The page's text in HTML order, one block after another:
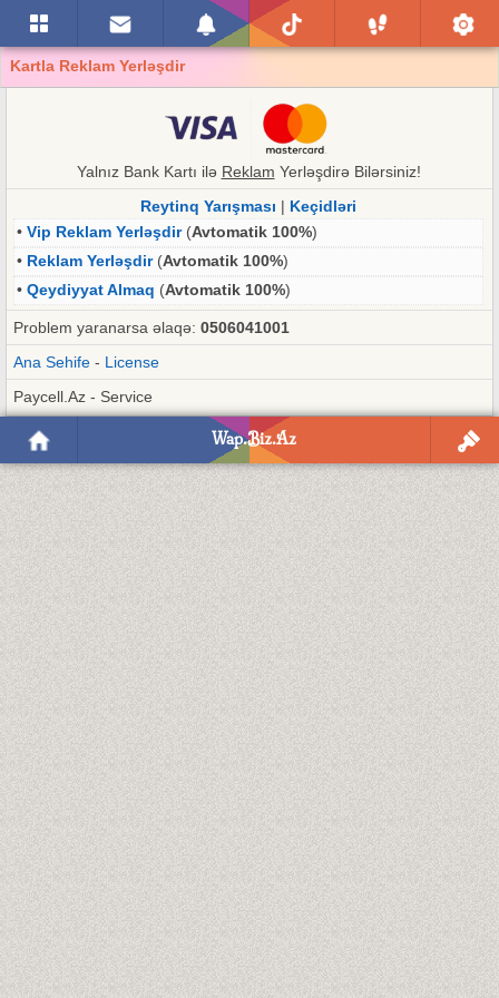
Kartla Reklam Yerləşdir
Yalnız Bank Kartı ilə Reklam Yerləşdirə Bilərsiniz!
Reytinq Yarışması | Keçidləri
• Vip Reklam Yerləşdir(Avtomatik 100%)
• Reklam Yerləşdir(Avtomatik 100%)
• Qeydiyyat Almaq (Avtomatik 100%)
Problem yaranarsa əlaqə: 0506041001
Ana Sehife - License
Paycell.Az - Service
Wap.Biz.Az